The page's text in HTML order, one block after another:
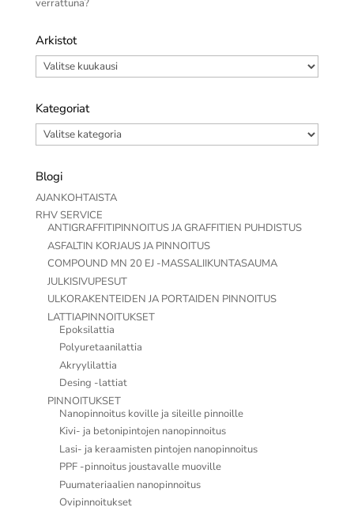
Arkistot
Arkistot
Kategoriat
Kategoriat
Blogi
AJANKOHTAISTA
RHV SERVICE
ANTIGRAFFITIPINNOITUS JA GRAFFITIEN PUHDISTUS
ASFALTIN KORJAUS JA PINNOITUS
COMPOUND MN 20 EJ -MASSALIIKUNTASAUMA
JULKISIVUPESUT
ULKORAKENTEIDEN JA PORTAIDEN PINNOITUS
LATTIAPINNOITUKSET
Epoksilattia
Polyuretaanilattia
Akryylilattia
Desing -lattiat
PINNOITUKSET
Nanopinnoitus koville ja sileille pinnoille
Kivi- ja betonipintojen nanopinnoitus
Lasi- ja keraamisten pintojen nanopinnoitus
PPF -pinnoitus joustavalle muoville
Puumateriaalien nanopinnoitus
Ovipinnoitukset